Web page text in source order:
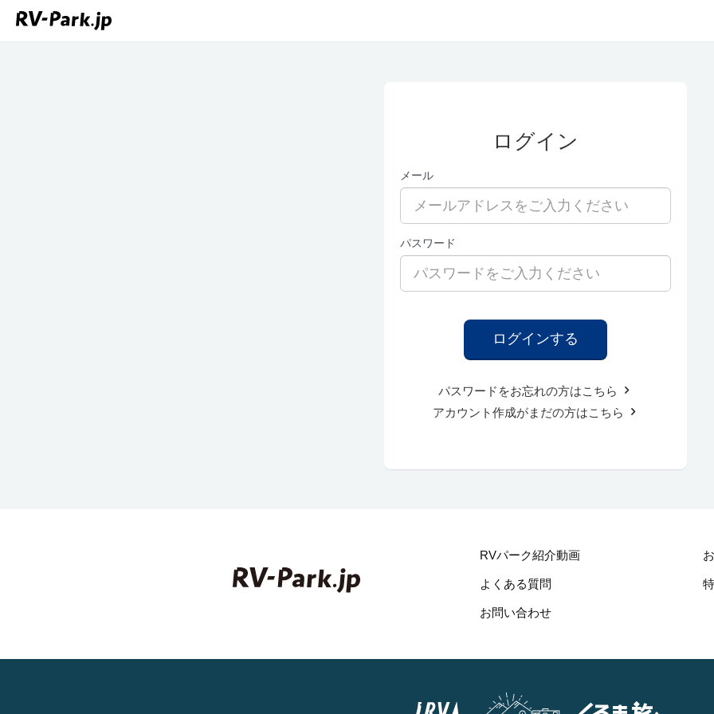
ログイン
メール
パスワード
パスワードをお忘れの方はこちら
アカウント作成がまだの方はこちら
RVパーク紹介動画
よくある質問
お問い合わせ